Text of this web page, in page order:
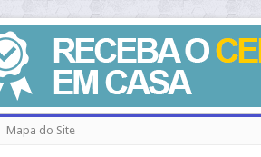
Mapa do Site